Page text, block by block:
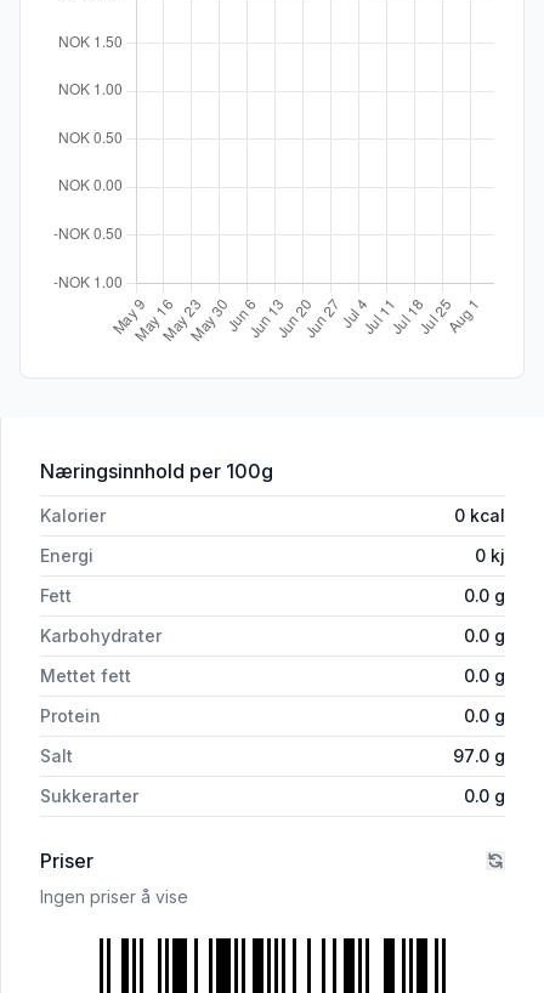
Næringsinnhold for 'Ramsløksalt 75g Eikenberg'
per 100g
Kalorier 0 kcal
Energi
0 kj
Fett
0.0 g
Karbohydrater
0.0 g
Mettet fett
0.0 g
Protein
0.0 g
Salt
97.0 g
Sukkerarter
0.0 g
Priser
Ingen priser å vise